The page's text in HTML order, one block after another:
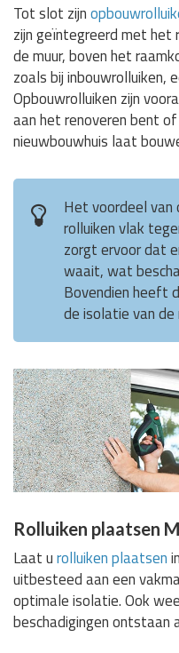
Tot slot zijn
zijn geïntegreerd met het
de muur, boven het
zoals bij inbouwrolluiken,
Opbouwrolluiken zijn
aan het renoveren bent
nieuwbouwhuis laat
Het voordeel van
rolluiken vlak
zorgt ervoor dat
waait, wat
Bovendien heeft
de isolatie van de
Rolluiken plaatsen
Laat urolluiken plaatsen
uitbesteed aan een
optimale isolatie. Ook
beschadigingen ontstaan